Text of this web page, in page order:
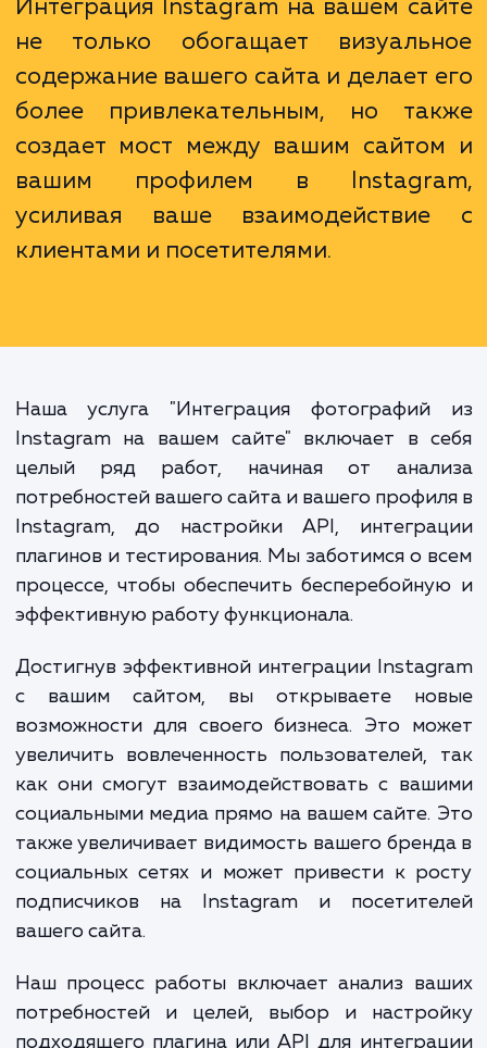
это отличный способ привлечь
внимания к вашему аккаунту в
увеличить количество подписчиков.
Интеграция Instagram на вашем
не только обогащает
вашим профилем в
усиливая ваше
клиентами и посетителями.
Наша услуга "Интеграция
Instagram на вашем сайте" включает в
целый ряд работ, начиная от
потребностей вашего сайта и вашего
Instagram, до настройки API,
плагинов и тестирования. Мы заботимся о
процессе, чтобы обеспечить
эффективную работу функционала.
с вашим сайтом, вы открываете
возможности для своего бизнеса. Это